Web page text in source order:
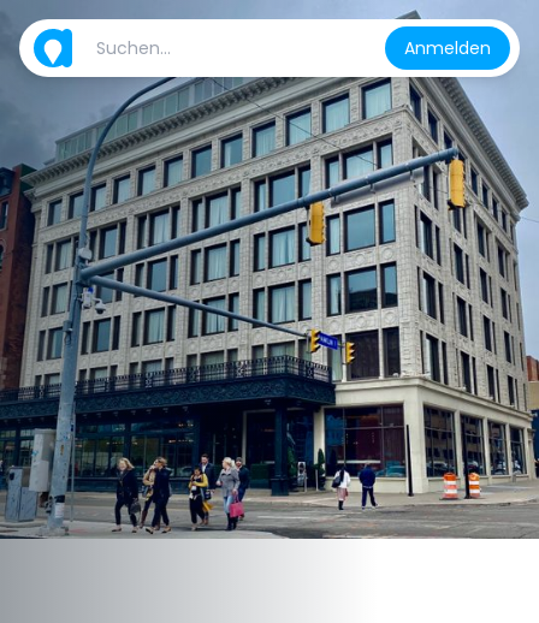
Anmelden